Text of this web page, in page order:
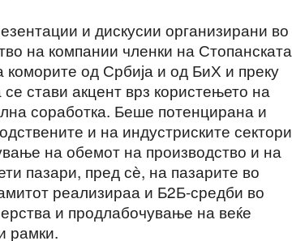
и дискусии организирани во
на компании членки на Стопанската
од Србија и од БиХ и преку
стави акцент врз користењето на
соработка. Беше потенцирана и
и на индустриските сектори
на обемот на производство и на
пазари, пред сѐ, на пазарите во
реализираа и Б2Б-средби во
и продлабочување на веќе
рамки.